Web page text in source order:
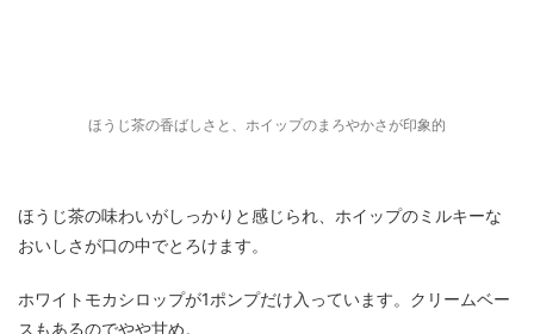
ほうじ茶の香ばしさと、ホイップのまろやかさが印象的
ほうじ茶の味わいがしっかりと感じられ、ホイップのミルキーな
おいしさが口の中でとろけます。
ホワイトモカシロップが1ポンプだけ入っています。クリームベー
スもあるのでやや甘め。